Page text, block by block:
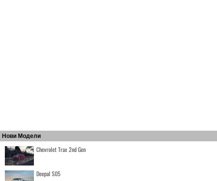
Нови Модели
Chevrolet Trax 2nd Gen
Deepal S05